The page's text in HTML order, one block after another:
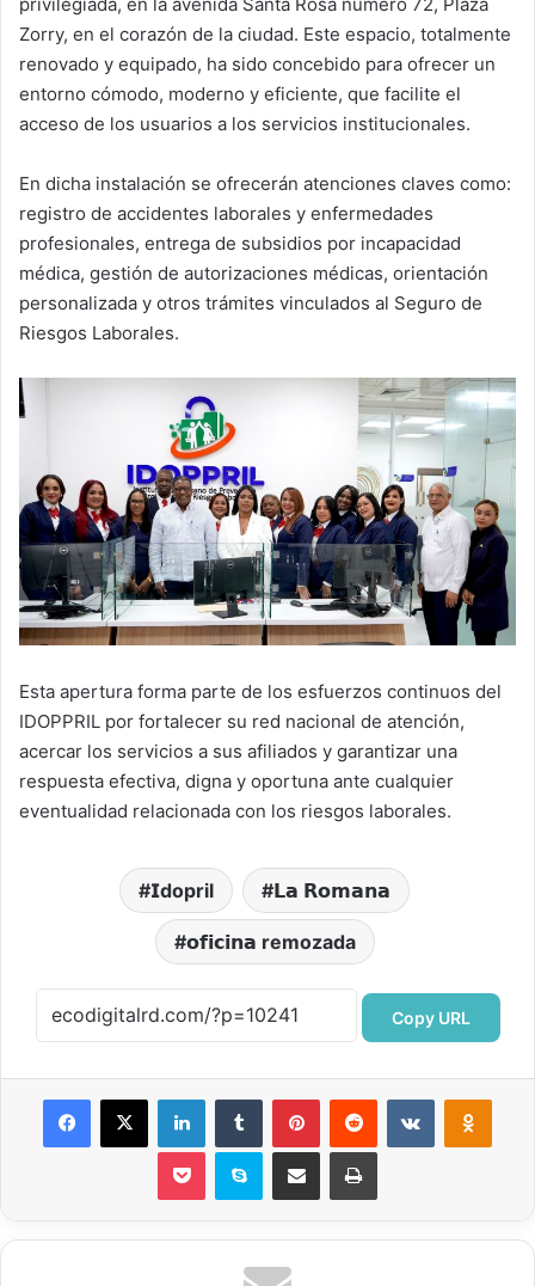
privilegiada, en la avenida Santa Rosa número 72, Plaza
Zorry, en el corazón de la ciudad. Este espacio, totalmente
renovado y equipado, ha sido concebido para ofrecer un
entorno cómodo, moderno y eficiente, que facilite el
acceso de los usuarios a los servicios institucionales.⁣⁣
En dicha instalación se ofrecerán atenciones claves como:
registro de accidentes laborales y enfermedades
profesionales, entrega de subsidios por incapacidad
médica, gestión de autorizaciones médicas, orientación
personalizada y otros trámites vinculados al Seguro de
Riesgos Laborales.⁣⁣
Esta apertura forma parte de los esfuerzos continuos del
IDOPPRIL por fortalecer su red nacional de atención,
acercar los servicios a sus afiliados y garantizar una
respuesta efectiva, digna y oportuna ante cualquier
eventualidad relacionada con los riesgos laborales.
𝗜dopril 𝗟𝗮 𝗥𝗼𝗺𝗮𝗻𝗮
𝗼𝗳𝗶𝗰𝗶𝗻𝗮 remozada
Copy URL
Facebook
X LinkedInTumblr PinterestReddit VKontakte
Pocket Skype Compartir por correo electrónicoImprimir